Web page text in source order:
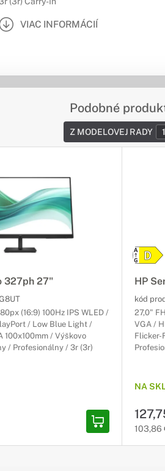
VIAC INFORMÁCIÍ
Podobné
Z MODELOVEJ RADY
327ph 27"
(16:9) 100Hz IPS WLED /
/ Low Blue Light /
100x100mm / Výškovo
/ Profesionálny / 3r (3r)
HP
kód
27,0"
VGA /
Flicker-
NA
103,86